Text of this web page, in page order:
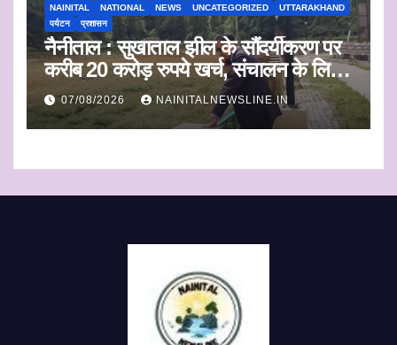
NAINITAL NATIONAL NEWS UNCATEGORIZED
UTTARAKHAND
पर्यटन
प्रशासन
नैनीताल : सुखाताल झील के सौंदर्यीकरण पर
करीब 20 करोड़ रुपये खर्च, संचालन के लिए
संस्था का चयन जल्द
07/08/2026 NAINITALNEWSLINE.IN